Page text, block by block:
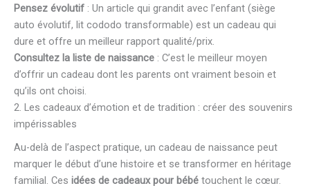
Pensez évolutif : Un article qui grandit avec l’enfant (siège
auto évolutif, lit cododo transformable) est un cadeau qui
dure et offre un meilleur rapport qualité/prix.
Consultez la liste de naissance : C’est le meilleur moyen
d’offrir un cadeau dont les parents ont vraiment besoin et
qu’ils ont choisi.
2. Les cadeaux d’émotion et de tradition : créer des souvenirs
impérissables
Au-delà de l’aspect pratique, un cadeau de naissance peut
marquer le début d’une histoire et se transformer en héritage
familial. Ces idées de cadeaux pour bébé touchent le cœur.